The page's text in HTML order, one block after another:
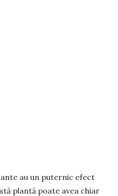
au un puternic efect
plantă poate avea chiar